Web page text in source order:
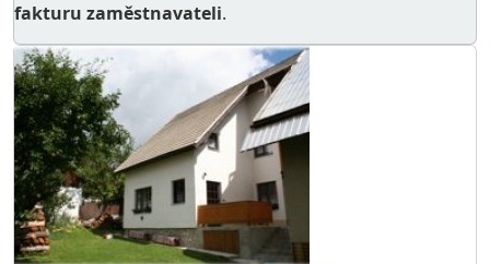
fakturu zaměstnavateli.